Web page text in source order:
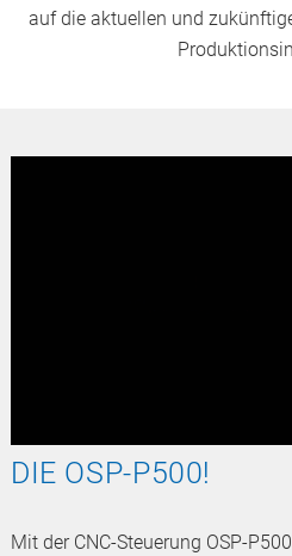
auf die aktuellen und
DIE OSP-P500!
Mit der CNC-Steuerung OSP-